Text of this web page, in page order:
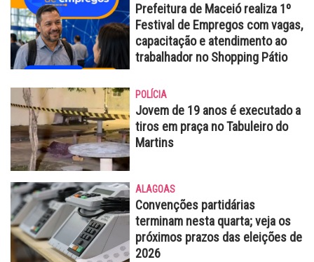
Prefeitura de Maceió realiza 1º
Festival de Empregos com vagas,
capacitação e atendimento ao
trabalhador no Shopping Pátio
POLÍCIA
Jovem de 19 anos é executado a
tiros em praça no Tabuleiro do
Martins
ALAGOAS
Convenções partidárias
terminam nesta quarta; veja os
próximos prazos das eleições de
2026